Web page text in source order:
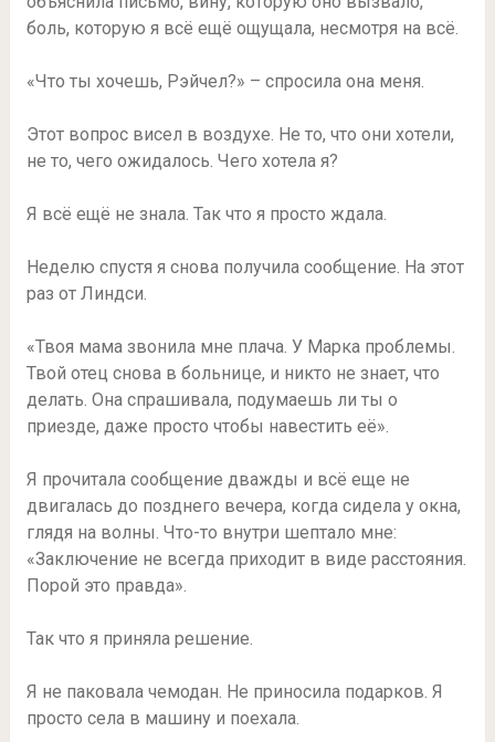
боль, которую я всё ещё ощущала, несмотря на всё.
«Что ты хочешь, Рэйчел?» – спросила она меня.
Этот вопрос висел в воздухе. Не то, что они хотели,
не то, чего ожидалось. Чего хотела я?
Я всё ещё не знала. Так что я просто ждала.
Неделю спустя я снова получила сообщение. На этот
раз от Линдси.
«Твоя мама звонила мне плача. У Марка проблемы.
Твой отец снова в больнице, и никто не знает, что
делать. Она спрашивала, подумаешь ли ты о
приезде, даже просто чтобы навестить её».
Я прочитала сообщение дважды и всё еще не
двигалась до позднего вечера, когда сидела у окна,
глядя на волны. Что-то внутри шептало мне:
«Заключение не всегда приходит в виде расстояния.
Порой это правда».
Так что я приняла решение.
Я не паковала чемодан. Не приносила подарков. Я
просто села в машину и поехала.